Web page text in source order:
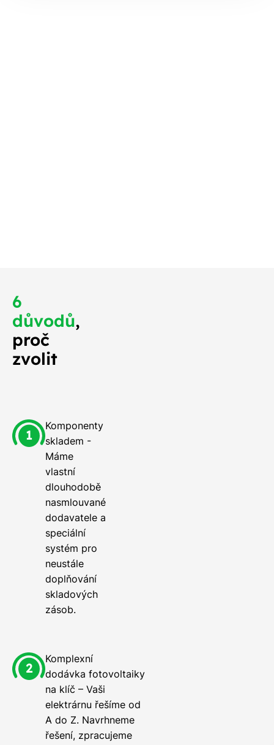
6
důvodů,
proč
zvolit
Komponenty
skladem -
Máme
vlastní
dlouhodobě
nasmlouvané
dodavatele a
speciální
systém pro
neustále
doplňování
skladových
zásob.
Komplexní
dodávka fotovoltaiky
na klíč – Vaši
elektrárnu řešíme od
A do Z. Navrhneme
řešení, zpracujeme